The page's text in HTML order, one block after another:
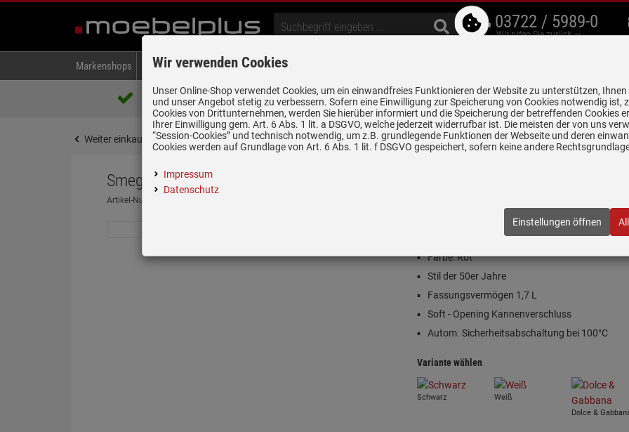
03722 / 5989-0
Wir rufen Sie zurück
Markenshops Backen & Kochen Kühlen & Gefrieren
Über 85.000 positive Bewertungen
auf eBay, Amazon und Trusted Shops
5 Jahre Garantie auf
alle gekennzeichneten Produkte
Weiter einkaufen Startseite Kleingeräte Wasserkocher Smeg KLF03RDEU Wasserkocher Rot
Smeg KLF03RDEU Wasserkocher Rot
Artikel-Nummer:
Farbe: Rot
Stil der 50er Jahre
Fassungsvermögen 1,7 L
Soft - Opening Kannenverschluss
Autom. Sicherheitsabschaltung bei 100°C
Variante wählen
Schwarz
Weiß
Dolce &
Wir verwenden Cookies
Unser Online-Shop verwendet Cookies, um ein einwandfreies Funktionieren der Website zu unterstützen,
und unser Angebot stetig zu verbessern. Sofern eine Einwilligung zur Speicherung von Cookies notwendig ist,
Cookies von Drittunternehmen, werden Sie hierüber informiert und die Speicherung der betreffenden Cookies
Ihrer Einwilligung gem. Art. 6 Abs. 1 lit. a DSGVO, welche jederzeit widerrufbar ist. Die meisten der von uns
“Session-Cookies” und technisch notwendig, um z.B. grundlegende Funktionen der Webseite und deren
Cookies werden auf Grundlage von Art. 6 Abs. 1 lit. f DSGVO gespeichert, sofern keine andere
Impressum
Datenschutz
Einstellungen öffnen